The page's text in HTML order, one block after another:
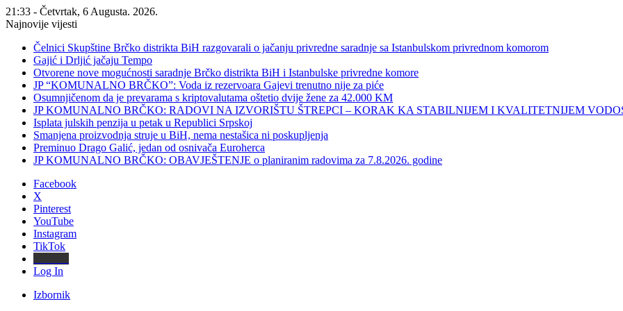
21:33 - Četvrtak, 6 Augusta. 2026.
Najnovije vijesti
Čelnici Skupštine Brčko distrikta BiH razgovarali o jačanju privredne saradnje sa Istanbulskom privrednom komorom
Gajić i Drljić jačaju Tempo
Otvorene nove mogućnosti saradnje Brčko distrikta BiH i Istanbulske privredne komore
JP “KOMUNALNO BRČKO”: Voda iz rezervoara Gajevi trenutno nije za piće
Osumnjičenom da je prevarama s kriptovalutama oštetio dvije žene za 42.000 KM
JP KOMUNALNO BRČKO: RADOVI NA IZVORIŠTU ŠTREPCI – KORAK KA STABILNIJEM I KVALITETNIJEM
Isplata julskih penzija u petak u Republici Srpskoj
Smanjena proizvodnja struje u BiH, nema nestašica ni poskupljenja
Preminuo Drago Galić, jedan od osnivača Euroherca
JP KOMUNALNO BRČKO: OBAVJEŠTENJE o planiranim radovima za 7.8.2026. godine
Facebook
X
Pinterest
YouTube
Instagram
TikTok
Log In
Izbornik